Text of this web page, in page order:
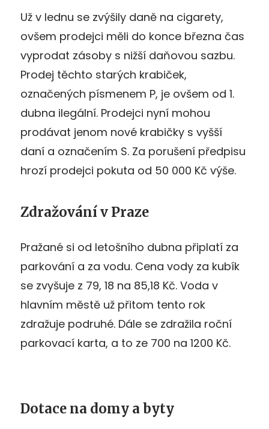
Už v lednu se zvýšily daně na cigarety,
ovšem prodejci měli do konce března čas
vyprodat zásoby s nižší daňovou sazbu.
Prodej těchto starých krabiček,
označených písmenem P, je ovšem od 1.
dubna ilegální. Prodejci nyní mohou
prodávat jenom nové krabičky s vyšší
daní a označením S. Za porušení předpisu
hrozí prodejci pokuta od 50 000 Kč výše.
Zdražování v Praze
Pražané si od letošního dubna připlatí za
parkování a za vodu. Cena vody za kubík
se zvyšuje z 79, 18 na 85,18 Kč. Voda v
hlavním městě už přitom tento rok
zdražuje podruhé. Dále se zdražila roční
parkovací karta, a to ze 700 na 1200 Kč.
Dotace na domy a byty